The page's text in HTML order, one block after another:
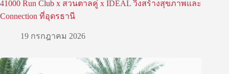
41000 Run Club x สวนตาลคู่ x IDEAL วิ่งสร้างสุขภาพและ
Connection ที่อุดรธานี
19 กรกฎาคม 2026